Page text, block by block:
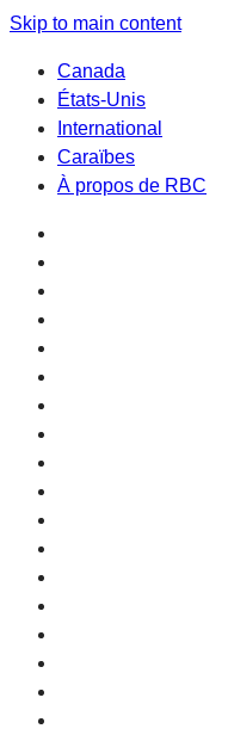
Skip to main content
Canada
États-Unis
International
Caraïbes
À propos de RBC